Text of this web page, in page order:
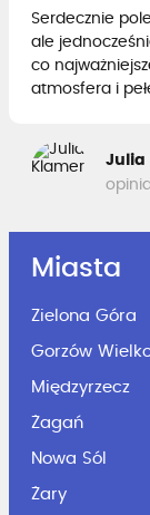
Serdecznie
ale
co
atmosfera i
Julia
Miasta
Zielona Góra
Gorzów
Międzyrzecz
Żagań
Nowa Sól
Żary